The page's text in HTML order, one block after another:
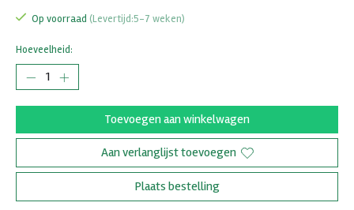
Op voorraad (Levertijd:5-7 weken)
Hoeveelheid:
Toevoegen aan winkelwagen
Aan verlanglijst toevoegen
Plaats bestelling